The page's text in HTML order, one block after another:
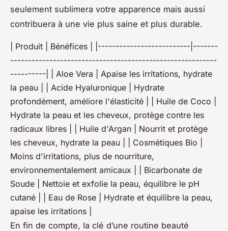
seulement sublimera votre apparence mais aussi
contribuera à une vie plus saine et plus durable.
| Produit | Bénéfices | |--------------------------|-------
----------------------------------------------------------
----------| | Aloe Vera | Apaise les irritations, hydrate
la peau | | Acide Hyaluronique | Hydrate
profondément, améliore l'élasticité | | Huile de Coco |
Hydrate la peau et les cheveux, protège contre les
radicaux libres | | Huile d'Argan | Nourrit et protège
les cheveux, hydrate la peau | | Cosmétiques Bio |
Moins d'irritations, plus de nourriture,
environnementalement amicaux | | Bicarbonate de
Soude | Nettoie et exfolie la peau, équilibre le pH
cutané | | Eau de Rose | Hydrate et équilibre la peau,
apaise les irritations |
En fin de compte, la clé d’une routine beauté